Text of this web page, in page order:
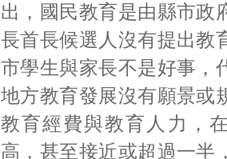
出，國民教育是由縣市政
長首長候選人沒有提出教
市學生與家長不是好事，
地方教育發展沒有願景或
教育經費與教育人力，
高，甚至接近或超過一半